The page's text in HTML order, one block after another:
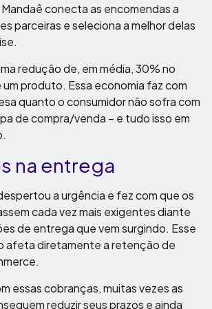
conecta as encomendas a
parceiras e seleciona a melhor delas
redução de, em média, 30% no
produto. Essa economia faz com
quanto o consumidor não sofra com
de compra/venda – e tudo isso em
na entrega
a urgência e fez com que os
cada vez mais exigentes diante
de entrega que vem surgindo. Esse
afeta diretamente a retenção de
essas cobranças, muitas vezes as
reduzir seus prazos e ainda